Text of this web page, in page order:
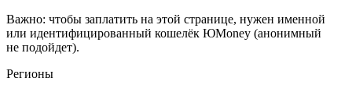
Важно: чтобы заплатить на этой странице, нужен именной
или идентифицированный кошелёк ЮMoney (анонимный
не подойдет).
Регионы